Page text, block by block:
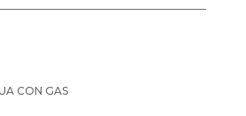
CON GAS